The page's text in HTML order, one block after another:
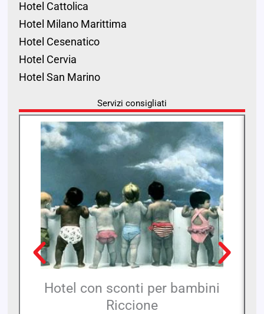
Hotel Cattolica
Hotel Milano Marittima
Hotel Cesenatico
Hotel Cervia
Hotel San Marino
Servizi consigliati
Hotel con sconti per bambini
Riccione